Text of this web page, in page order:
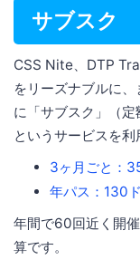
サブスク
CSS Nite、DTP
をリーズナブルに
に「サブスク」（
というサービスを利
3ヶ月ごと：
年パス：130
年間で60回近く開
算です。